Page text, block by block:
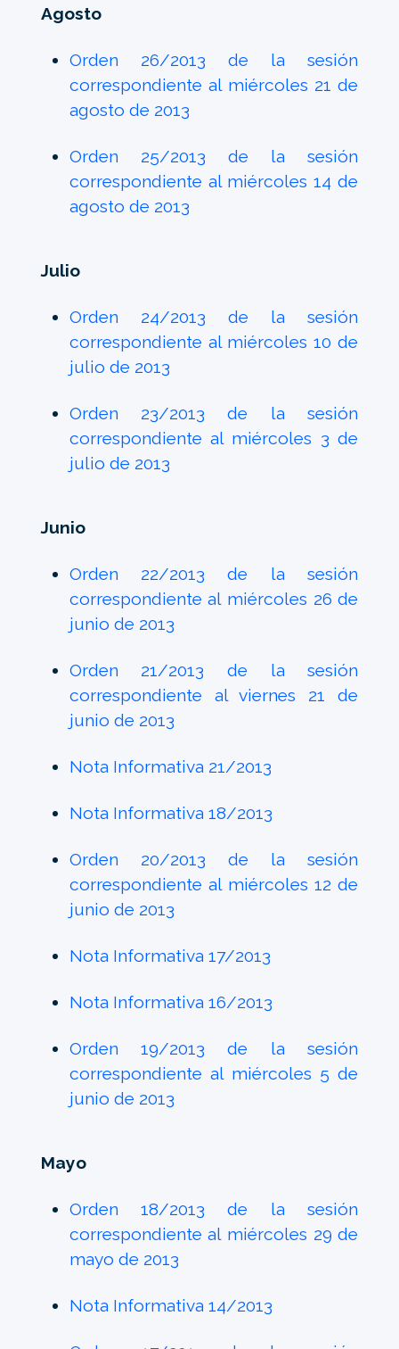
Agosto
Orden 26/2013 de la sesión
correspondiente al miércoles 21 de
agosto de 2013
Orden 25/2013 de la sesión
correspondiente al miércoles 14 de
agosto de 2013
Julio
Orden 24/2013 de la sesión
correspondiente al miércoles 10 de
julio de 2013
Orden 23/2013 de la sesión
correspondiente al miércoles 3 de
julio de 2013
Junio
Orden 22/2013 de la sesión
correspondiente al miércoles 26 de
junio de 2013
Orden 21/2013 de la sesión
correspondiente al viernes 21 de
junio de 2013
Nota Informativa 21/2013
Nota Informativa 18/2013
Orden 20/2013 de la sesión
correspondiente al miércoles 12 de
junio de 2013
Nota Informativa 17/2013
Nota Informativa 16/2013
Orden 19/2013 de la sesión
correspondiente al miércoles 5 de
junio de 2013
Mayo
Orden 18/2013 de la sesión
correspondiente al miércoles 29 de
mayo de 2013
Nota Informativa 14/2013